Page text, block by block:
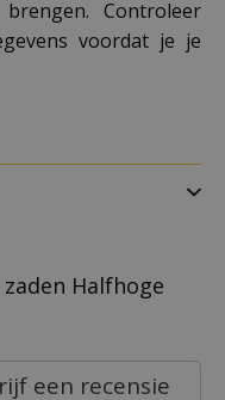
Controleer
voordat je je
Halfhoge
een recensie